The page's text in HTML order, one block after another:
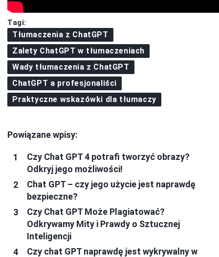
Tagi:
Tłumaczenia z ChatGPT
Zalety ChatGPT w tłumaczeniach
Wady tłumaczenia z ChatGPT
ChatGPT a profesjonaliści
Praktyczne wskazówki dla tłumaczy
Powiązane wpisy:
Czy Chat GPT 4 potrafi tworzyć obrazy?
Odkryj jego możliwości!
Chat GPT – czy jego użycie jest naprawdę
bezpieczne?
Czy Chat GPT Może Plagiatować?
Odkrywamy Mity i Prawdy o Sztucznej
Inteligencji
Czy chat GPT naprawdę jest wykrywalny w